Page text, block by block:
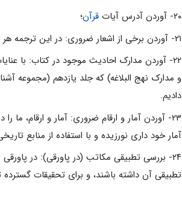
۲۰- آوردن آدرس آیات
قرآن؛
۲۱- آوردن برخى از اشعار ضرورى: در این ترجمه هر جا که بسیار ضرورى تشخیص داده ایم در پاورقى برخى از اشعار زیبا و شیرین را آورده ایم.
۲۲- آوردن مدارک احادیث موجود در کتاب: با
و مدارک نهج البلاغه) که جلد یازدهم (مجموعه
دادیم.
۲۳- آوردن آمار و ارقام ضرورى: آمار و ارقام،
آمار خود دارى نورزیده و با استفاده از منابع
۲۴- بررسى تطبیقى مکاتب (در پاورقى): در
تطبیقى آن داشته باشند، و براى تحقیقات